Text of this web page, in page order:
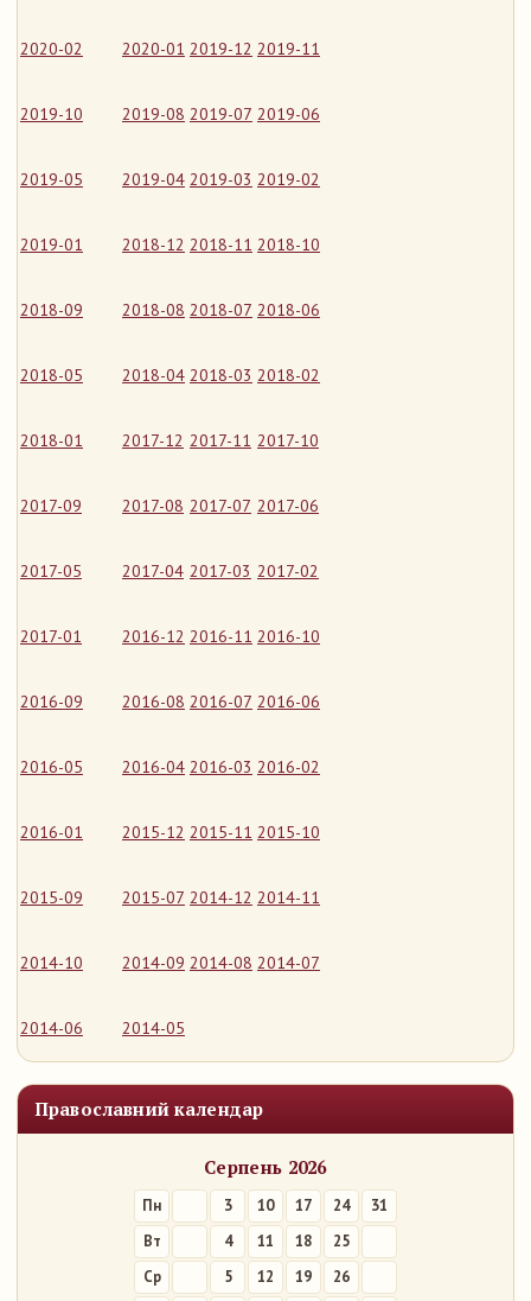
2020-02 2020-01 2019-12 2019-11
2019-10 2019-08 2019-07 2019-06
2019-05 2019-04 2019-03 2019-02
2019-01 2018-12 2018-11 2018-10
2018-09 2018-08 2018-07 2018-06
2018-05 2018-04 2018-03 2018-02
2018-01 2017-12 2017-11 2017-10
2017-09 2017-08 2017-07 2017-06
2017-05 2017-04 2017-03 2017-02
2017-01 2016-12 2016-11 2016-10
2016-09 2016-08 2016-07 2016-06
2016-05 2016-04 2016-03 2016-02
2016-01 2015-12 2015-11 2015-10
2015-09 2015-07 2014-12 2014-11
2014-10 2014-09 2014-08 2014-07
2014-06 2014-05
Православний календар
Серпень 2026
Пн 3 10 17 24
31
Вт
4 11 18
25
Ср
5 12 19
26